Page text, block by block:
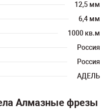
12,5 мм
6,4 мм
1000 кв.м
Россия
Россия
АДЕЛЬ
Алмазные фрезы